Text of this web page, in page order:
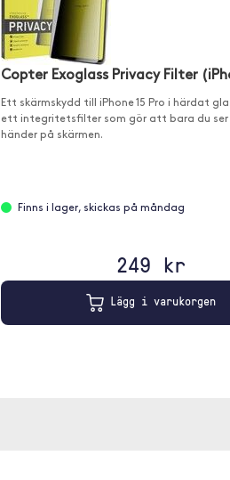
Copter Exoglass Privacy Filter
Ett skärmskydd till iPhone 15 Pro i härdat
ett integritetsfilter som gör att bara du ser
händer på skärmen.
Finns i lager, skickas på måndag
249 kr
Lägg i varukorgen